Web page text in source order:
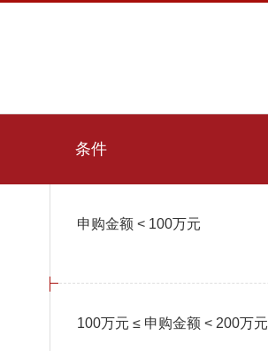
条件
申购金额 < 100万元
100万元 ≤ 申购金额 < 200万元